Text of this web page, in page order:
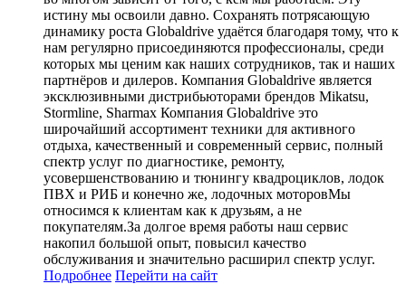
истину мы освоили давно. Сохранять потрясающую
динамику роста Globaldrive удаётся благодаря тому, что к
нам регулярно присоединяются профессионалы, среди
которых мы ценим как наших сотрудников, так и наших
партнёров и дилеров. Компания Globaldrive является
эксклюзивными дистрибьюторами брендов Mikatsu,
Stormline, Sharmax Компания Globaldrive это
широчайший ассортимент техники для активного
отдыха, качественный и современный сервис, полный
спектр услуг по диагностике, ремонту,
усовершенствованию и тюнингу квадроциклов, лодок
ПВХ и РИБ и конечно же, лодочных моторовМы
относимся к клиентам как к друзьям, а не
покупателям.За долгое время работы наш сервис
накопил большой опыт, повысил качество
обслуживания и значительно расширил спектр услуг.
Подробнее Перейти на сайт